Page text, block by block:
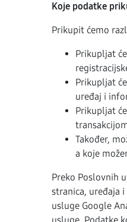
Koje podatke
Prikupit ćemo
Prikupljat
Prikupljat
uređaj i
Prikupljat
Također,
a koje
Preko Poslovnih
stranica, uređaja
usluge Google